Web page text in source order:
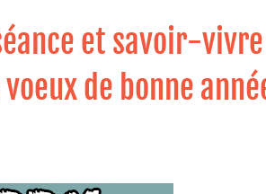
et savoir-
de bonne